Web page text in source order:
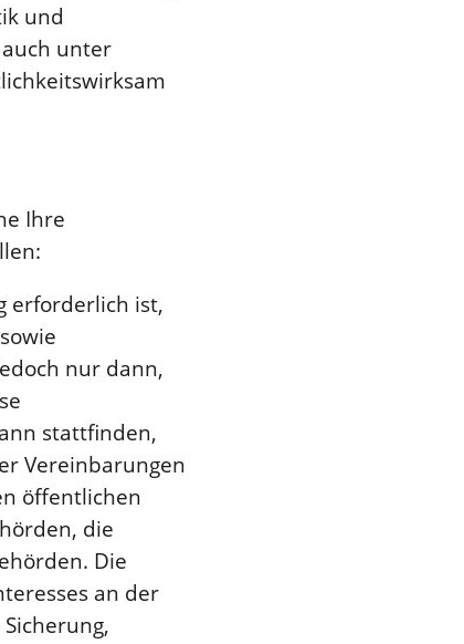
und
unter
Ihre
erforderlich ist,
nur dann,
stattfinden,
Vereinbarungen
öffentlichen
die
Die
an der